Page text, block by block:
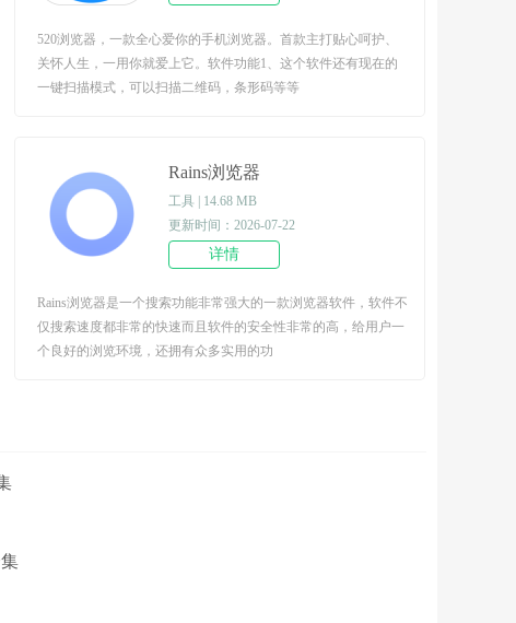
520浏览器，一款全心爱你的手机浏览器。首款主打贴心呵护、
关怀人生，一用你就爱上它。软件功能1、这个软件还有现在的
一键扫描模式，可以扫描二维码，条形码等等
Rains浏览器
工具 | 14.68 MB
更新时间：2026-07-22
详情
Rains浏览器是一个搜索功能非常强大的一款浏览器软件，软件不
仅搜索速度都非常的快速而且软件的安全性非常的高，给用户一
个良好的浏览环境，还拥有众多实用的功